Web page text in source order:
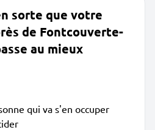
sorte que votre
de Fontcouverte-
au mieux
qui va s'en occuper